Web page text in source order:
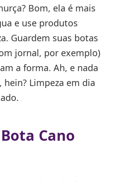
Bom, ela é mais
e use produtos
Guardem suas botas
jornal, por exemplo)
a forma. Ah, e nada
Limpeza em dia
Cano